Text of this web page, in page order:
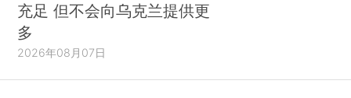
充足 但不会向乌克兰提供更
多
2026年08月07日